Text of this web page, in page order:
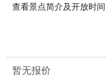
查看景点简介及开放时间
暂无报价